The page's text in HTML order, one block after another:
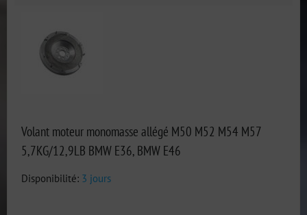
Volant moteur monomasse allégé M50 M52 M54 M57
5,7KG/12,9LB BMW E36, BMW E46
Disponibilité: 3 jours